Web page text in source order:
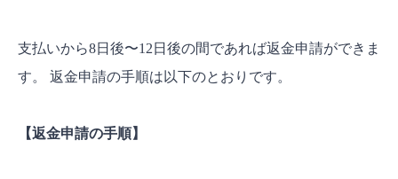
支払いから8日後〜12日後の間であれば返金申請ができま
す。 返金申請の手順は以下のとおりです。
【返金申請の手順】